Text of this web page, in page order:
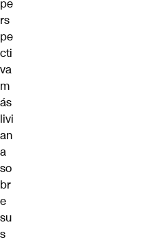
pe
rs
pe
cti
va
m
ás
livi
an
a
so
br
e
su
s